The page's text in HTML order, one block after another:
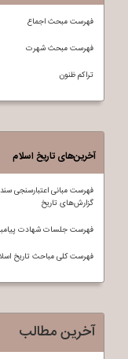
فهرست مبحث اجماع
فهرست مبحث شهرت
تراکم ظنون
آخرین‌های تاریخ اسلام
فهرست مبانی اعتبارسنجی سند
گزارش‌های تاریخ
فهرست جلسات شهادت
فهرست کلی مباحث تاريخ
آخرین مطالب